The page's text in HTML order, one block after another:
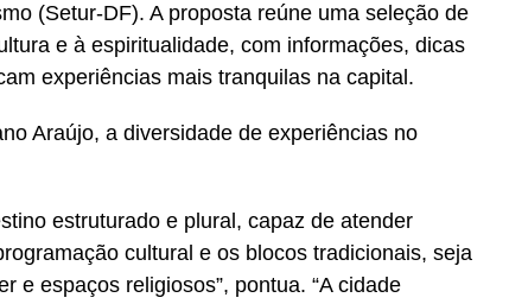
(Setur-DF). A proposta reúne uma seleção de
e à espiritualidade, com informações, dicas
experiências mais tranquilas na capital.
Araújo, a diversidade de experiências no
estruturado e plural, capaz de atender
cultural e os blocos tradicionais, seja
e espaços religiosos”, pontua. “A cidade